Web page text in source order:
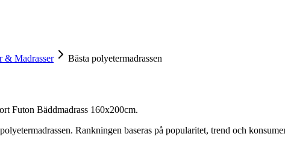
& Madrasser Bästa polyetermadrassen
Futon Bäddmadrass 160x200cm.
. Rankningen baseras på popularitet, trend och